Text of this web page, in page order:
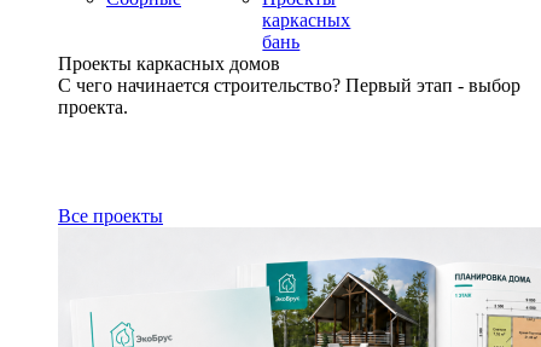
каркасных
бань
Проекты каркасных домов
С чего начинается строительство? Первый этап - выбор
проекта.
Все проекты